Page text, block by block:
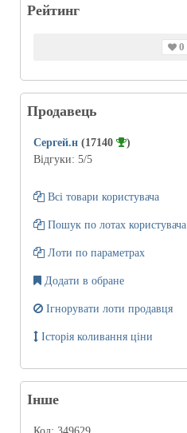
Рейтинг
0
Продавець
Сергей.н (17140
)
Відгуки: 5/5
Всі товари користувача
Пошук по лотах користувача
Лоти по параметрах
Додати в обране
Ігнорувати лоти продавця
Історія коливання ціни
Інше